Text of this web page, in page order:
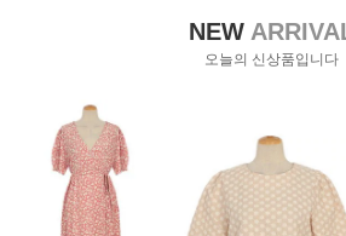
NEW
오늘의 신상품입니다